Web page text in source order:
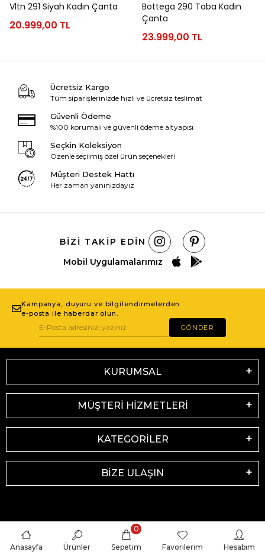
Vltn 291 Siyah Kadın Çanta
20.999,00 TL
Bottega 290 Taba Kadın
Çanta
23.999,00 TL
Ücretsiz Kargo
Tüm siparişlerinizde hızlı ve ücretsiz teslimat
Güvenli Ödeme
%100 korumalı ve güvenli ödeme altyapısı
Seçkin Koleksiyon
Özenle seçilmiş özel ürün seçenekleri
Müşteri Destek Hattı
Her zaman yanınızdayız
BIZI TAKIP EDIN
Mobil Uygulamalarımız
Kampanya, duyuru ve bilgilendirmelerden
e-posta ile haberdar olun.
GÖNDER
KURUMSAL
MÜŞTERİ HİZMETLERİ
KATEGORİLER
BİZE ULAŞIN
Anasayfa Ürünler Sepetim
0
Favorilerim Hesabım